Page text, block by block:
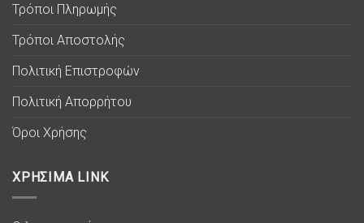
Τρόποι Πληρωμής
Τρόποι Αποστολής
Πολιτική Επιστροφών
Πολιτική Απορρήτου
Όροι Χρήσης
ΧΡΗΣΙΜΑ LINK